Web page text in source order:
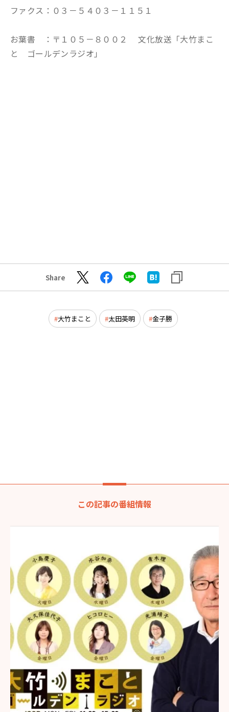
ファクス：０３－５４０３－１１５１
お葉書 ：〒１０５－８００２ 文化放送「大竹まこ
と ゴールデンラジオ」
Share
大竹まこと 太田英明 金子勝
この記事の番組情報